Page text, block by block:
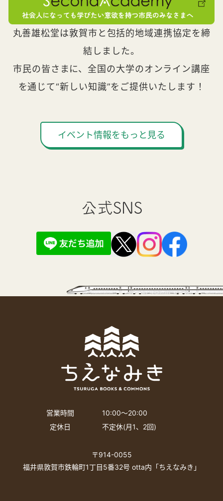
丸善雄松堂は敦賀市と包括的地域連携協定を締
結しました。
市民の皆さまに、全国の大学のオンライン講座
を通じて“新しい知識”をご提供いたします！
イベント情報をもっと見る
公式SNS
営業時間
10:00〜20:00
定休日
不定休(月1、2回)
〒914-0055
福井県敦賀市鉄輪町1丁目5番32号 otta内「ちえなみき」